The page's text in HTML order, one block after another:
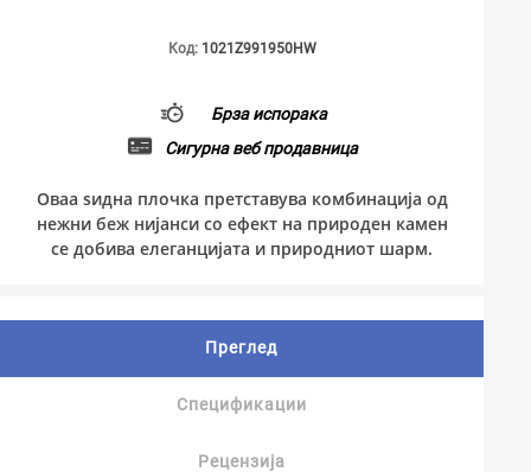
Код: 1021Z991950HW
Брза испорака
Сигурна веб продавница
Оваа ѕидна плочка претставува комбинација од
нежни беж нијанси со ефект на природен камен
се добива елеганцијата и природниот шарм.
Преглед
Спецификации
Рецензија